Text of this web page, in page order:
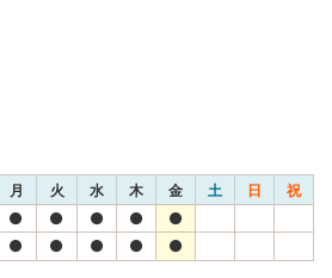
月 火 水 木 金 土 日 祝